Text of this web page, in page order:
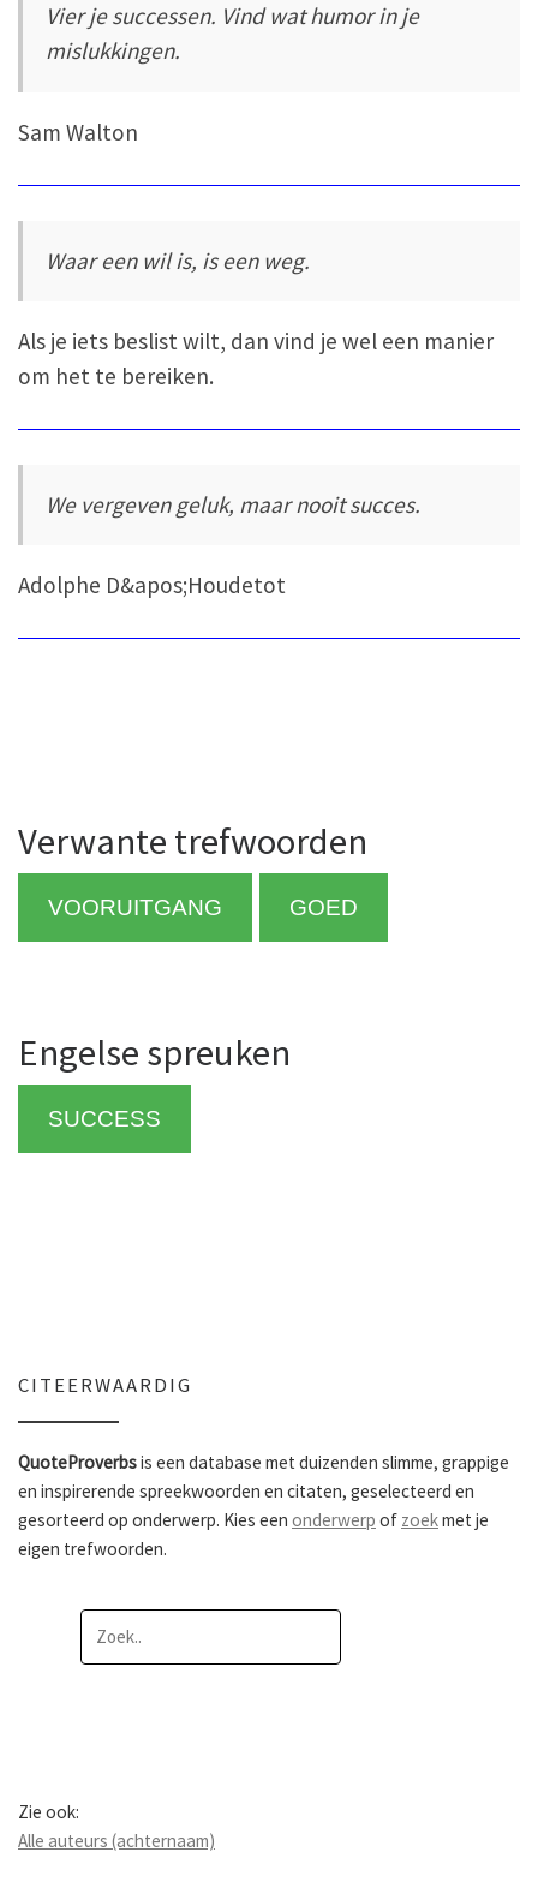
Vier je successen. Vind wat humor in je
mislukkingen.
Sam Walton
Waar een wil is, is een weg.
Als je iets beslist wilt, dan vind je wel een manier
om het te bereiken.
We vergeven geluk, maar nooit succes.
Adolphe D&apos;Houdetot
Verwante trefwoorden
VOORUITGANG GOED
Engelse spreuken
SUCCESS
CITEERWAARDIG
QuoteProverbsis een database met duizenden slimme, grappige
en inspirerende spreekwoorden en citaten, geselecteerd en
gesorteerd op onderwerp. Kies een onderwerp of zoekmet je
eigen trefwoorden.
Zie ook:
Alle auteurs (achternaam)